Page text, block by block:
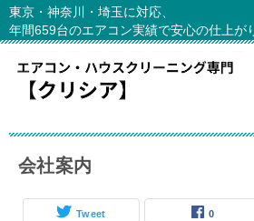
東京・神奈川・埼玉に対応、
年間659台のエアコン実績で安心の仕上が
会社案内
Tweet 0